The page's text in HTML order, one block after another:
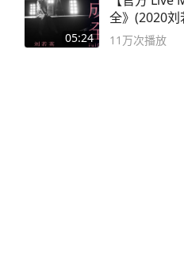
05:24
全》(2020
英 #成全
11万次播放